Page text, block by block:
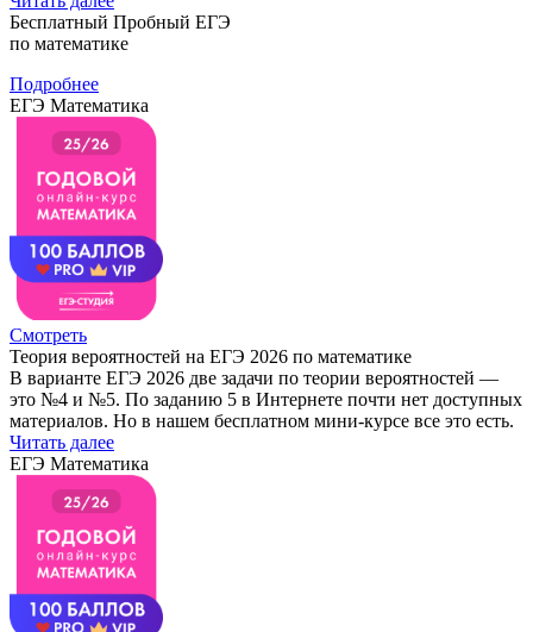
Бесплатный Пробный ЕГЭ
по математике
Подробнее
ЕГЭ Математика
Смотреть
Теория вероятностей на ЕГЭ 2026 по математике
В варианте ЕГЭ 2026 две задачи по теории вероятностей —
это №4 и №5. По заданию 5 в Интернете почти нет доступных
материалов. Но в нашем бесплатном мини-курсе все это есть.
Читать далее
ЕГЭ Математика